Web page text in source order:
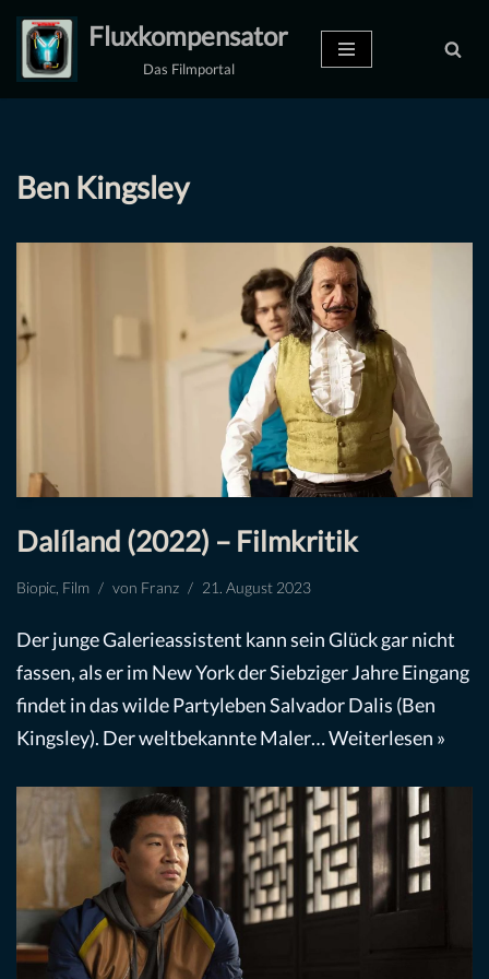
Zum
Inhalt
Fluxkompensator
Das Filmportal
Ben Kingsley
Dalíland (2022) – Filmkritik
Biopic Film von Franz 21. August 2023
Der junge Galerieassistent kann sein Glück gar nicht
fassen, als er im New York der Siebziger Jahre Eingang
findet in das wilde Partyleben Salvador Dalis (Ben
Kingsley). Der weltbekannte Maler…Weiterlesen »